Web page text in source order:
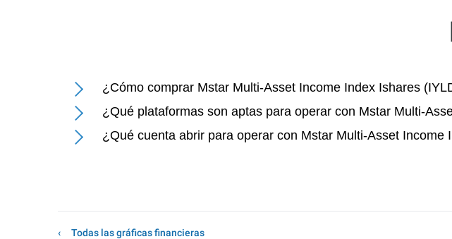
¿Cómo comprar Mstar Multi-Asset Income Index Ishares
¿Qué plataformas son aptas para operar con Mstar Multi-
¿Qué cuenta abrir para operar con Mstar Multi-Asset Income
Todas las gráficas financieras